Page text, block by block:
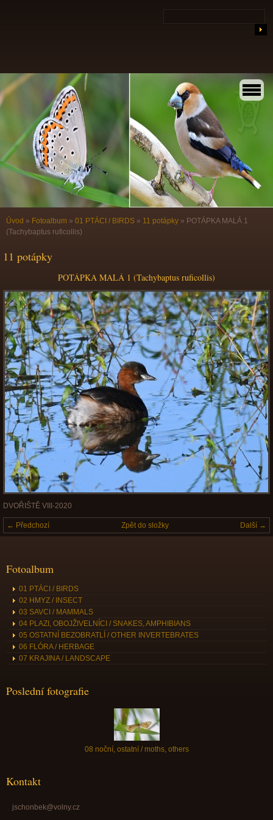
Úvod » Fotoalbum » 01 PTÁCI / BIRDS » 11 potápky » POTÁPKA MALÁ 1
(Tachybaptus ruficollis)
11 potápky
POTÁPKA MALÁ 1 (Tachybaptus ruficollis)
DVOŘIŠTĚ VIII-2020
← Předchozí Další →
Zpět do složky
Fotoalbum
01 PTÁCI / BIRDS
02 HMYZ / INSECT
03 SAVCI / MAMMALS
04 PLAZI, OBOJŽIVELNÍCI / SNAKES, AMPHIBIANS
05 OSTATNÍ BEZOBRATLÍ / OTHER INVERTEBRATES
06 FLÓRA / HERBAGE
07 KRAJINA / LANDSCAPE
Poslední fotografie
08 noční, ostatní / moths, others
Kontakt
jschonbek@volny.cz